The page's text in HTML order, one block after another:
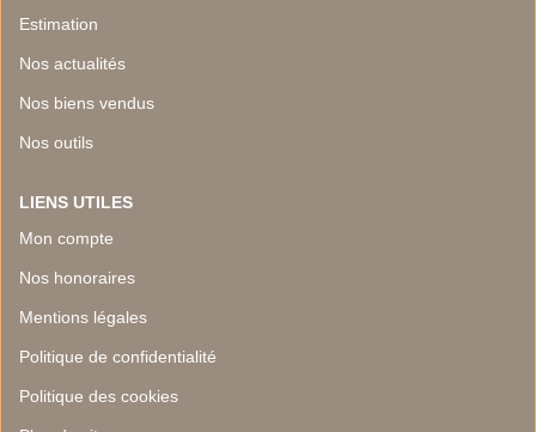
Estimation
Nos actualités
Nos biens vendus
Nos outils
LIENS UTILES
Mon compte
Nos honoraires
Mentions légales
Politique de confidentialité
Politique des cookies